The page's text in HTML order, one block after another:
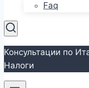
Faq
Консультации по
Налоги